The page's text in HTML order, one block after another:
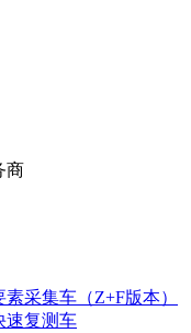
商
采集车（Z+F版本）
速复测车